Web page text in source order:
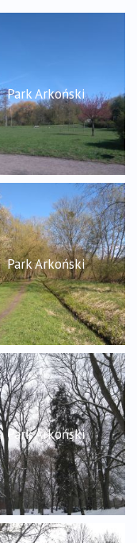
Park Arkoński
Park Arkoński
Park Arkoński